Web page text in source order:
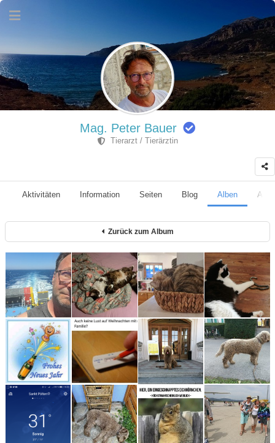
Mag. Peter Bauer
Tierarzt / Tierärztin
Aktivitäten Information Seiten Blog Alben
Zurück zum Album